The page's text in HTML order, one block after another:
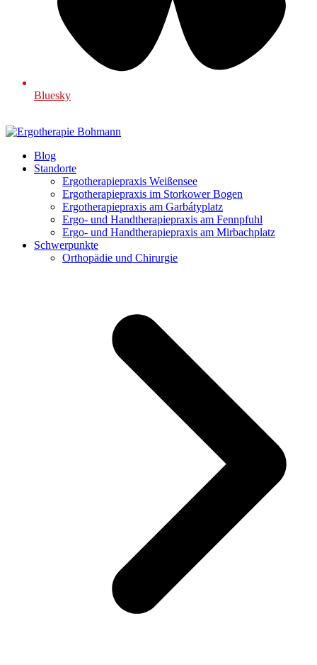
Bluesky
Blog
Standorte
Ergotherapiepraxis Weißensee
Ergotherapiepraxis im Storkower Bogen
Ergotherapiepraxis am Garbátyplatz
Ergo- und Handtherapiepraxis am Fennpfuhl
Ergo- und Handtherapiepraxis am Mirbachplatz
Schwerpunkte
Orthopädie und Chirurgie